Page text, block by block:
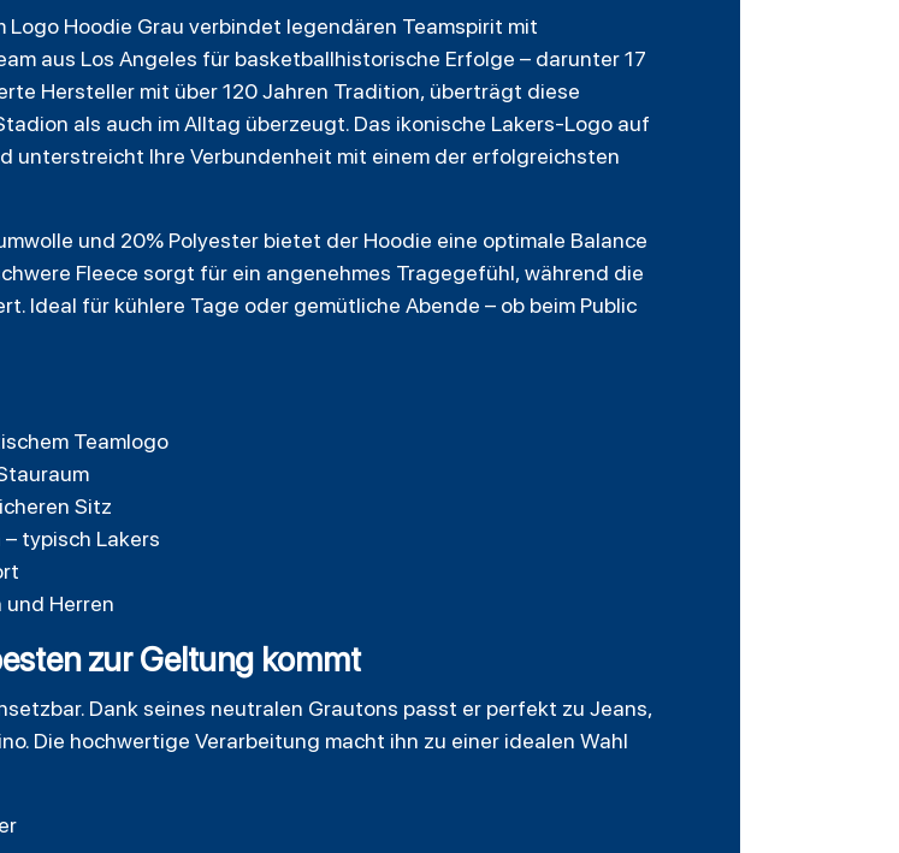
Logo Hoodie Grau verbindet legendären Teamspirit mit
aus Los Angeles für basketballhistorische Erfolge – darunter 17
Hersteller mit über 120 Jahren Tradition, überträgt diese
als auch im Alltag überzeugt. Das ikonische Lakers-Logo auf
unterstreicht Ihre Verbundenheit mit einem der erfolgreichsten
und 20% Polyester bietet der Hoodie eine optimale Balance
Fleece sorgt für ein angenehmes Tragegefühl, während die
Ideal für kühlere Tage oder gemütliche Abende – ob beim Public
Teamlogo
Sitz
typisch Lakers
und Herren
zur Geltung kommt
Dank seines neutralen Grautons passt er perfekt zu Jeans,
Die hochwertige Verarbeitung macht ihn zu einer idealen Wahl